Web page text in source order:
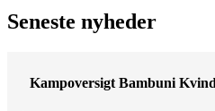
Seneste nyheder
Kampoversigt Bambuni